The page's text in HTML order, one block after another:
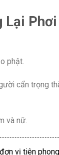
Lại
phật.
cẩn trọng
và nữ.
vị tiên